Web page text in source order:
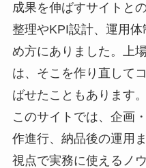
成果を伸ばすサイトと
整理やKPI設計、運用
め方にありました。上
は、そこを作り直して
ばせたこともあります。
このサイトでは、企画
作進行、納品後の運用
視点で実務に使えるノ